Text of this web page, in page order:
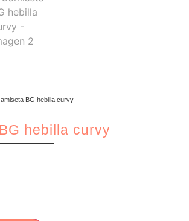
BG hebilla curvy
hebilla curvy